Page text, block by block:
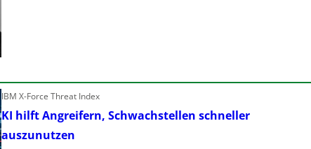
s
t
e
r
n
IBM X-Force Threat Index
KI hilft Angreifern, Schwachstellen schneller
auszunutzen